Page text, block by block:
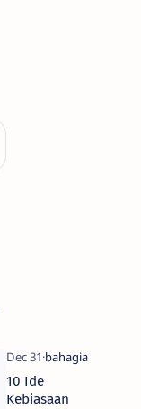
10 Ide
Kebiasaan